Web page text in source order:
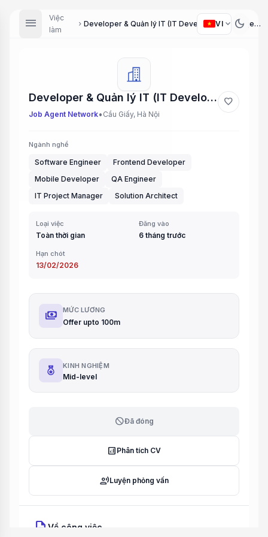
menu
Việc
làm
chevron_right Developer & Quản lý IT (IT Developer & Management Positions)
VI expand_more dark_mode
Developer & Quản lý IT (IT Developer & Management Positions)
Job Agent Network• Cầu Giấy, Hà Nội
favorite
Ngành nghề
Software Engineer
Frontend Developer
Mobile Developer
QA Engineer
IT Project Manager
Solution Architect
Loại việc
Toàn thời gian
Đăng vào
6 tháng trước
Hạn chót
13/02/2026
payments MỨC LƯƠNG
Offer upto 100m
KINH NGHIỆM
Mid-level
blockĐã đóng
analytics Phân tích CV
record_voice_overLuyện phỏng vấn
description Về công việc